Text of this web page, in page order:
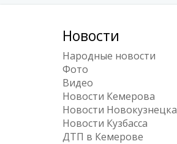
Новости
Народные новости
Фото
Видео
Новости Кемерова
Новости Новокузнецка
Новости Кузбасса
ДТП в Кемерове